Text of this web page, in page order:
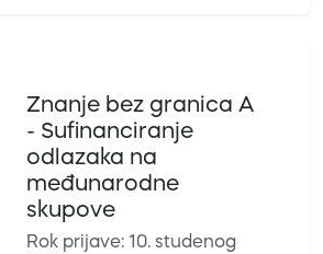
Znanje bez granica A
- Sufinanciranje
odlazaka na
međunarodne
skupove
Rok prijave: 10. studenog